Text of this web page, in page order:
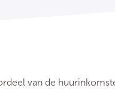
van de